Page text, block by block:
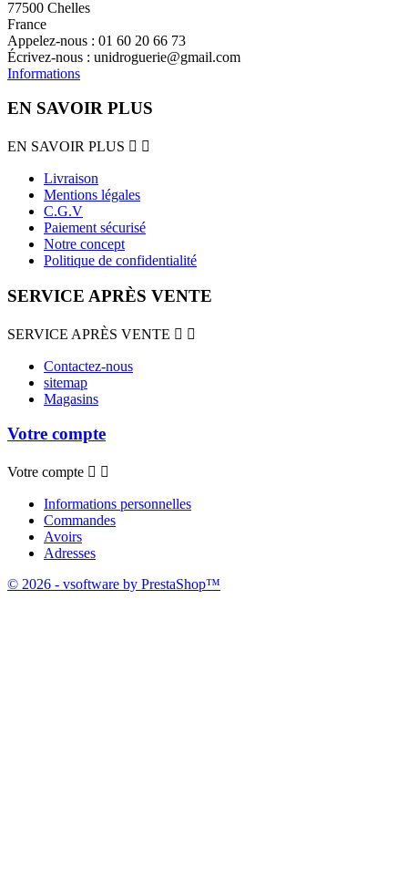
77500 Chelles
France
Appelez-nous : 01 60 20 66 73
Écrivez-nous : unidroguerie@gmail.com
Informations
EN SAVOIR PLUS
EN SAVOIR PLUS  
Livraison
Mentions légales
C.G.V
Paiement sécurisé
Notre concept
Politique de confidentialité
SERVICE APRÈS VENTE
SERVICE APRÈS VENTE  
Contactez-nous
sitemap
Magasins
Votre compte
Votre compte  
Informations personnelles
Commandes
Avoirs
Adresses
© 2026 - vsoftware by PrestaShop™